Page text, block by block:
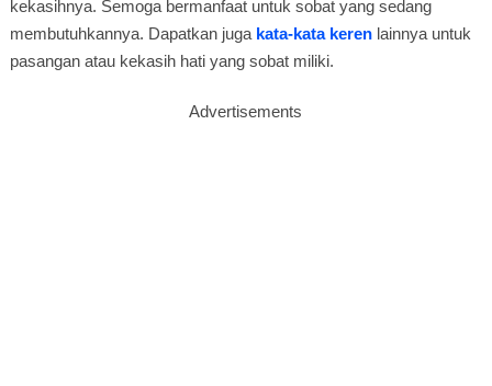
kekasihnya. Semoga bermanfaat untuk sobat yang sedang
membutuhkannya. Dapatkan juga kata-kata keren lainnya untuk
pasangan atau kekasih hati yang sobat miliki.
Advertisements